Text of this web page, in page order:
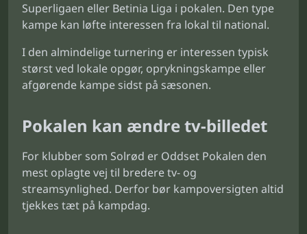
Superligaen eller Betinia Liga i pokalen. Den type
kampe kan løfte interessen fra lokal til national.
I den almindelige turnering er interessen typisk
størst ved lokale opgør, oprykningskampe eller
afgørende kampe sidst på sæsonen.
Pokalen kan ændre tv-billedet
For klubber som Solrød er Oddset Pokalen den
mest oplagte vej til bredere tv- og
streamsynlighed. Derfor bør kampoversigten altid
tjekkes tæt på kampdag.